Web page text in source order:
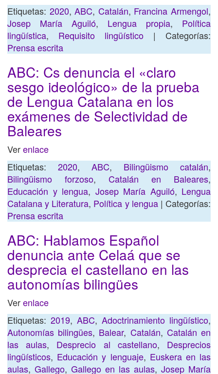
Etiquetas: 2020,ABC, Catalán, Francina Armengol,
Josep María Aguiló, Lengua propia, Política
lingüística, Requisito lingüístico | Categorías:
Prensa escrita
ABC: Cs denuncia el «claro
sesgo ideológico» de la prueba
de Lengua Catalana en los
exámenes de Selectividad de
Baleares
Verenlace
Etiquetas: 2020, ABC, Bilingüismo catalán,
Bilingüismo forzoso, Catalán en Baleares,
Educación y lengua, Josep María Aguiló, Lengua
Catalana y Literatura, Política y lengua| Categorías:
Prensa escrita
ABC: Hablamos Español
denuncia ante Celaá que se
desprecia el castellano en las
autonomías bilingües
Verenlace
Etiquetas: 2019, ABC, Adoctrinamiento lingüístico,
Autonomías bilingües, Balear, Catalán, Catalán en
las aulas, Desprecio al castellano, Desprecios
lingüísticos, Educación y lenguaje, Euskera en las
aulas, Gallego, Gallego en las aulas, Josep María